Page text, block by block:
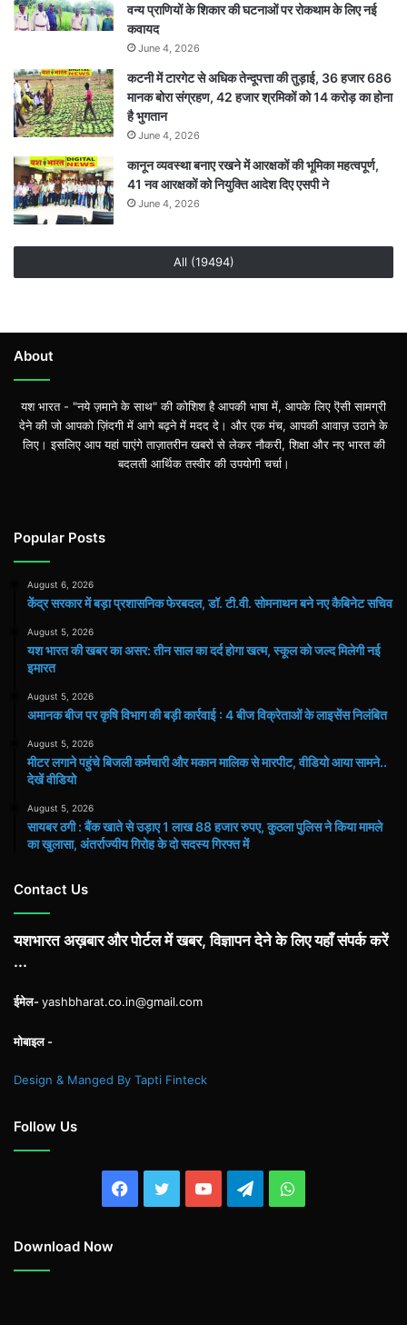
वन्य प्राणियों के शिकार की घटनाओं पर रोकथाम के लिए नई
कवायद
June 4, 2026
कटनी में टारगेट से अधिक तेन्दूपत्ता की तुड़ाई, 36 हजार 686
मानक बोरा संग्रहण, 42 हजार श्रमिकों को 14 करोड़ का होना
है भुगतान
June 4, 2026
कानून व्यवस्था बनाए रखने में आरक्षकों की भूमिका महत्वपूर्ण,
41 नव आरक्षकों को नियुक्ति आदेश दिए एसपी ने
June 4, 2026
All (19494)
About
यश भारत - "नये ज़माने के साथ" की कोशिश है आपकी भाषा में, आपके लिए ऎसी सामग्री
देने की जो आपको ज़िंदगी में आगे बढ़ने में मदद दे। और एक मंच, आपकी आवाज़ उठाने के
लिए। इसलिए आप यहां पाएंगे ताज़ातरीन खबरों से लेकर नौकरी, शिक्षा और नए भारत की
बदलती आर्थिक तस्वीर की उपयोगी चर्चा।
Popular Posts
August 6, 2026
केंद्र सरकार में बड़ा प्रशासनिक फेरबदल, डॉ. टी.वी. सोमनाथन बने नए कैबिनेट सचिव
August 5, 2026
यश भारत की खबर का असर: तीन साल का दर्द होगा खत्म, स्कूल को जल्द मिलेगी नई
इमारत
August 5, 2026
अमानक बीज पर कृषि विभाग की बड़ी कार्रवाई : 4 बीज विक्रेताओं के लाइसेंस निलंबित
August 5, 2026
मीटर लगाने पहुंचे बिजली कर्मचारी और मकान मालिक से मारपीट, वीडियो आया सामने..
देखें वीडियो
August 5, 2026
सायबर ठगी : बैंक खाते से उड़ाए 1 लाख 88 हजार रुपए, कुठला पुलिस ने किया मामले
का खुलासा, अंतर्राज्यीय गिरोह के दो सदस्य गिरफ्त में
Contact Us
यशभारत अख़बार और पोर्टल में खबर, विज्ञापन देने के लिए यहाँ संपर्क करें
...
ईमेल-yashbharat.co.in@gmail.com
मोबाइल -
Design & Manged By Tapti Finteck
Follow Us
Facebook
TwitterYouTubeTelegramWhatsApp
Download Now